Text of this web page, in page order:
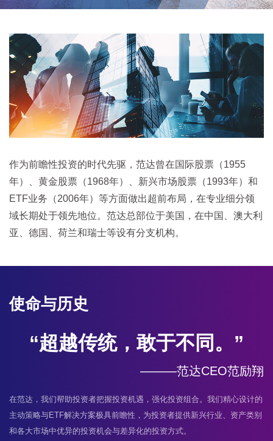
作为前瞻性投资的时代先驱，范达曾在国际股票（1955
年）、黄金股票（1968年）、新兴市场股票（1993年）和
ETF业务（2006年）等方面做出超前布局，在专业细分领
域长期处于领先地位。范达总部位于美国，在中国、澳大利
亚、德国、荷兰和瑞士等设有分支机构。
使命与历史
“超越传统，敢于不同。”
———范达CEO范励翔
在范达，我们帮助投资者把握投资机遇，强化投资组合。我们精心设计的
主动策略与ETF解决方案极具前瞻性，为投资者提供新兴行业、资产类别
和各大市场中优异的投资机会与差异化的投资方式。